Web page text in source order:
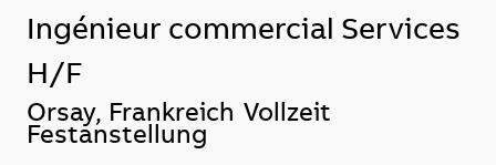
Ingénieur commercial Services
H/F
Standort
Orsay, Frankreich Vollzeit
Festanstellung